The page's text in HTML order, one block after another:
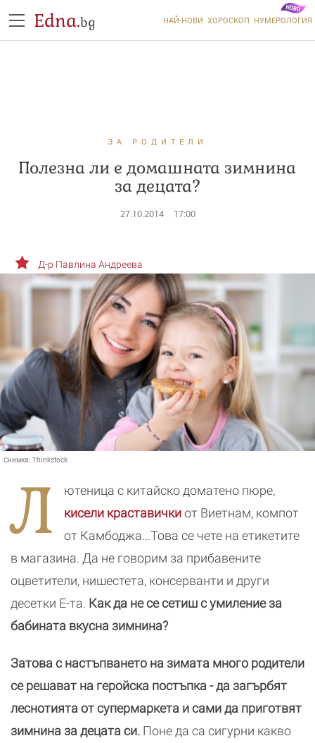
Edna.bg НАЙ-НОВИ ХОРОСКОП НУМЕРОЛОГИЯ
ЗА РОДИТЕЛИ
Полезна ли е домашната зимнина
за децата?
27.10.2014 17:00
Снимка: Thinkstock
Д-р Павлина Андреева
Л
ютеница с китайско доматено пюре,
кисели краставичкиот Виетнам, компот
от Камбоджа...Това се чете на етикетите
в магазина. Да не говорим за прибавените
оцветители, нишестета, консерванти и други
десетки Е-та. Как да не се сетиш с умиление за
бабината вкусна зимнина?
Затова с настъпването на зимата много родители
се решават на геройска постъпка - да загърбят
леснотията от супермаркета и сами да приготвят
зимнина за децата си. Поне да са сигурни какво